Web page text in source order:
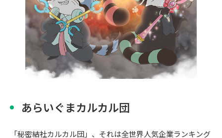
あらいぐまカルカル団
「秘密結社カルカル団」、それは全世界人気企業ランキング